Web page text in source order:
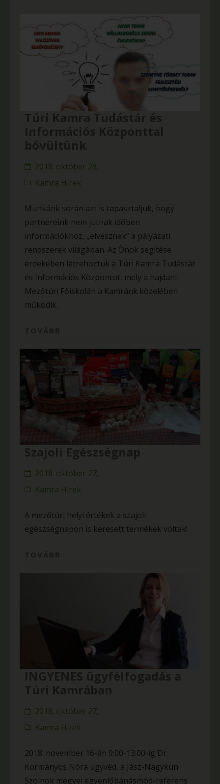
2018. október 28,
Kamra Hírek
Munkánk során azt is tapasztaljuk, hogy
partnereink nem jutnak időben
információkhoz, „elvesznek” a pályázati
rendszerek világában. Az Önök segítése
érdekében létrehoztuk a Túri Kamra Tudástár
és Információs Központot, mely a hajdani
Mezőtúri Főiskolán a Kamránk közelében
működik.
2018. október 27,
Kamra Hírek
A mezőtúri helyi értékek a szajoli
egészségnapon is keresett termékek voltak!
2018. október 27,
Kamra Hírek
2018. november 16-án 9:00-13:00-ig Dr.
Kormányos Nóra ügyvéd, a Jász-Nagykun
Szolnok megyei egyenlőbánásmód-referens